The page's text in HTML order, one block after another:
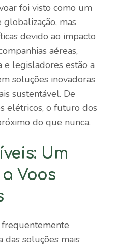
foi visto como um
mas
devido ao impacto
aéreas,
e legisladores estão a
soluções inovadoras
sustentável. De
elétricos, o futuro dos
do que nunca.
Um
Voos
frequentemente
das soluções mais